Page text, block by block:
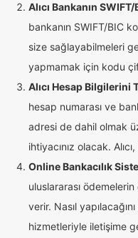
Alıcı Bankanın
bankanın SWIFT/BIC
size sağlayabilmeleri
yapmamak için kodu
Alıcı Hesap Bilgilerini
hesap numarası ve
adresi de dahil olmak
ihtiyacınız olacak.
Online Bankacılık
uluslararası
verir. Nasıl
hizmetleriyle iletişime